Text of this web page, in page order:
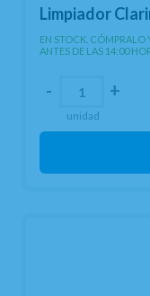
Limpiador
EN STOCK. CÓMPRALO
ANTES DE LAS 14:00
- +
unidad